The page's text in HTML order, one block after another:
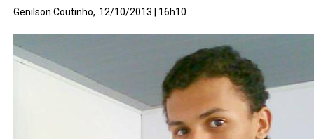
Genilson Coutinho, 12/10/2013 | 16h10